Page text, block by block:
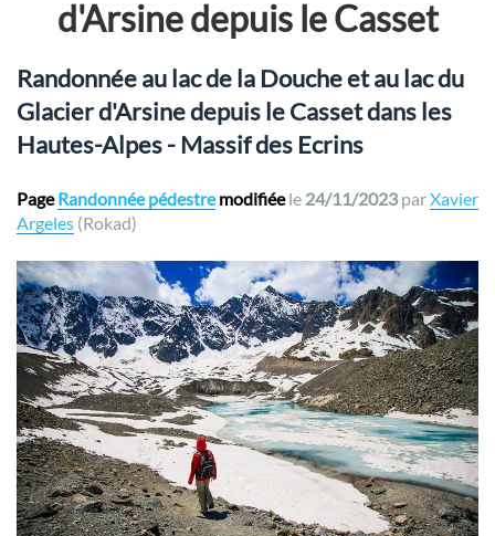
d'Arsine depuis le Casset
Randonnée au lac de la Douche et au lac du
Glacier d'Arsine depuis le Casset dans les
Hautes-Alpes - Massif des Ecrins
PageRandonnée pédestremodifiéele 24/11/2023 parXavier
Argeles (Rokad)